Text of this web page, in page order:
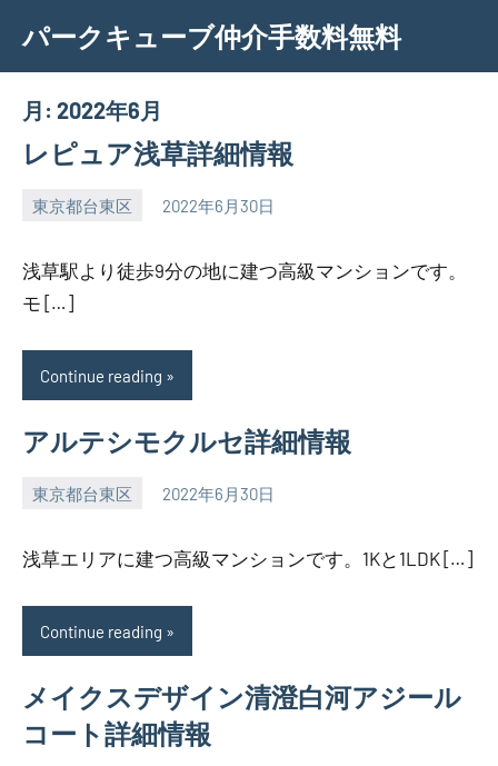
content
パークキューブ仲介手数料無料
月: 2022年6月
レピュア浅草詳細情報
東京都台東区 2022年6月30日
SEZIMO
浅草駅より徒歩9分の地に建つ高級マンションです。
モ […]
Continue reading
アルテシモクルセ詳細情報
東京都台東区 2022年6月30日
SEZIMO
浅草エリアに建つ高級マンションです。1Kと1LDK […]
Continue reading
メイクスデザイン清澄白河アジール
コート詳細情報